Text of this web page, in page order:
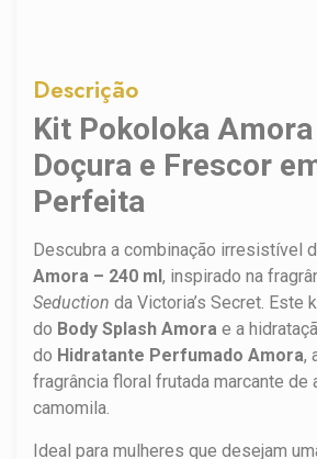
Descrição
Kit Pokoloka
Doçura e Frescor
Perfeita
Descubra a combinação irresistível
Amora – 240 ml , inspirado na
Seduction da Victoria’s Secret. Este
do Body Splash Amora e a
do Hidratante Perfumado Amora,
fragrância floral frutada marcante de
camomila.
Ideal para mulheres que desejam